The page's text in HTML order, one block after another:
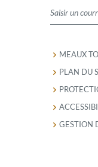
MEAUX
PLAN DU
GESTION